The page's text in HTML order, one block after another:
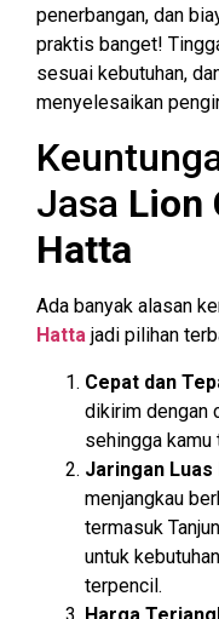
penerbangan, dan
praktis banget!
sesuai kebutuhan,
menyelesaikan
Jasa Lion
Hatta
Ada banyak alasan
Hatta jadi pilihan
Cepat dan
dikirim dengan
sehingga kamu
Jaringan Luas
menjangkau
termasuk
untuk
terpencil.